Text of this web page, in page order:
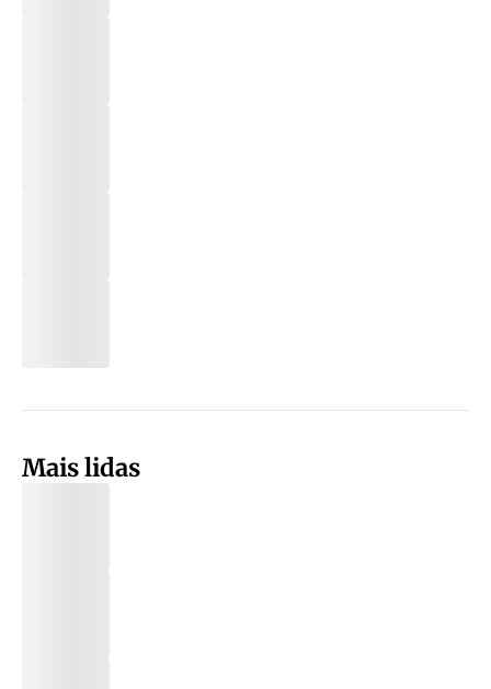
Mais lidas